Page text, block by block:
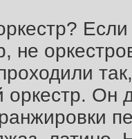
Если
не
оркестр. Он